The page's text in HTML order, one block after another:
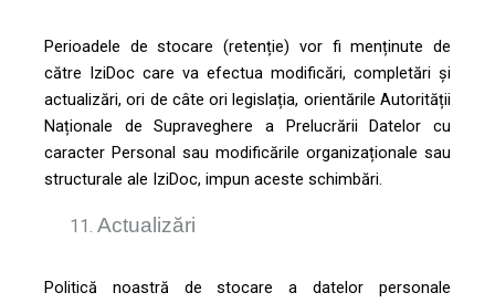
Perioadele de stocare (retenție) vor fi menținute de
către IziDoc care va efectua modificări, completări și
actualizări, ori de câte ori legislația, orientările Autorității
Naționale de Supraveghere a Prelucrării Datelor cu
caracter Personal sau modificările organizaționale sau
structurale ale IziDoc, impun aceste schimbări.
Actualizări
Politică noastră de stocare a datelor personale